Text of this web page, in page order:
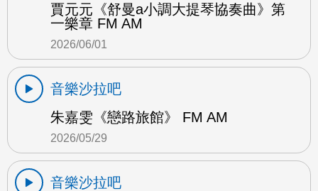
賈元元《舒曼a小調大提琴協奏曲》第
一樂章 FM AM
2026/06/01
音樂沙拉吧
朱嘉雯《戀路旅館》 FM AM
2026/05/29
音樂沙拉吧